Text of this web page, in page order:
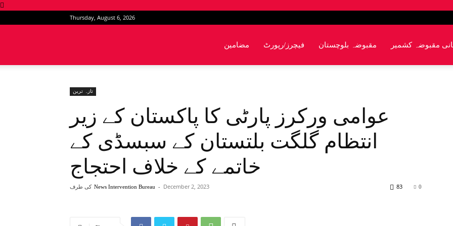
Thursday, August 6, 2026
مضامین فیچرز/رپورٹ مقبوضہ بلوچستان مقبوضہ کشمیر
تازہ ترین
عوامی ورکرز پارٹی کا پاکستان کے زیر
انتظام گلگت بلتستان کے سبسڈی کے
خاتمے کے خلاف احتجاج
کی طرف News Intervention Bureau - December 2, 2023 0
83